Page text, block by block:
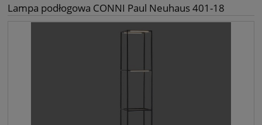
Lampa podłogowa CONNI Paul Neuhaus 401-18